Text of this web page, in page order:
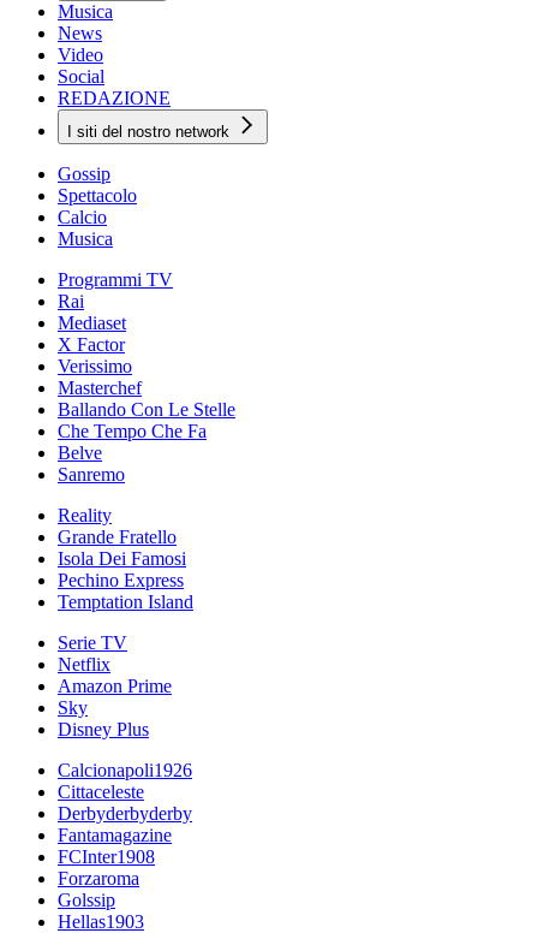
Musica
News
Video
Social
REDAZIONE
I siti del nostro network
Gossip
Spettacolo
Calcio
Musica
Programmi TV
Rai
Mediaset
X Factor
Verissimo
Masterchef
Ballando Con Le Stelle
Che Tempo Che Fa
Belve
Sanremo
Reality
Grande Fratello
Isola Dei Famosi
Pechino Express
Temptation Island
Serie TV
Netflix
Amazon Prime
Sky
Disney Plus
Calcionapoli1926
Cittaceleste
Derbyderbyderby
Fantamagazine
FCInter1908
Forzaroma
Golssip
Hellas1903